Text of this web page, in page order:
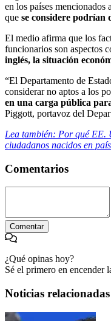
en los países mencionados
que se considere podrían
El medio afirma que los
funcionarios son aspectos
inglés, la situación
“El Departamento de
considerar no aptos a los
en una carga pública
Piggott, portavoz del
Lea también: Por qué EE.
ciudadanos nacidos en
Comentarios
Comentar
¿Qué opinas hoy?
Sé el primero en encender
Noticias relacionadas